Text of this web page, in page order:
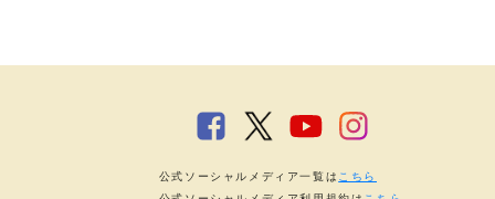
公式ソーシャルメディア一覧は こちら